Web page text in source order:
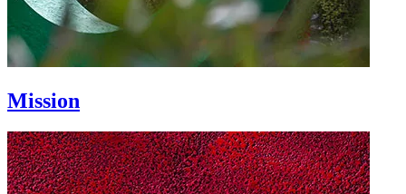
Mission